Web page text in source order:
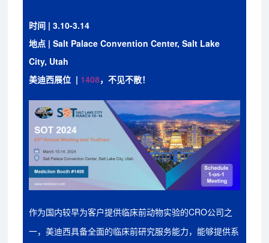
时间 | 3.10-3.14
地点 | Salt Palace Convention Center, Salt Lake
City, Utah
美迪西展位 | 1408，不见不散！
作为国内较早为客户提供临床前动物实验的CRO公司之
一，美迪西具备全面的临床前研究服务能力，能够提供系